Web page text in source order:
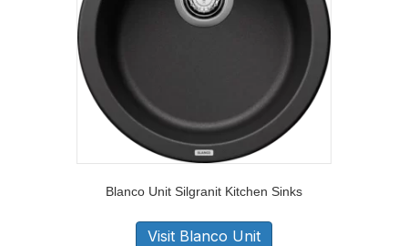
Blanco Unit Silgranit Kitchen Sinks
Visit Blanco Unit